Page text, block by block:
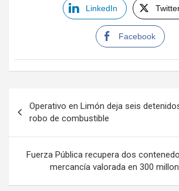
LinkedIn
Facebook
de
entradas
Operativo en Limón deja seis
robo de combustible
Fuerza Pública recupera dos
mercancía valorada en 300